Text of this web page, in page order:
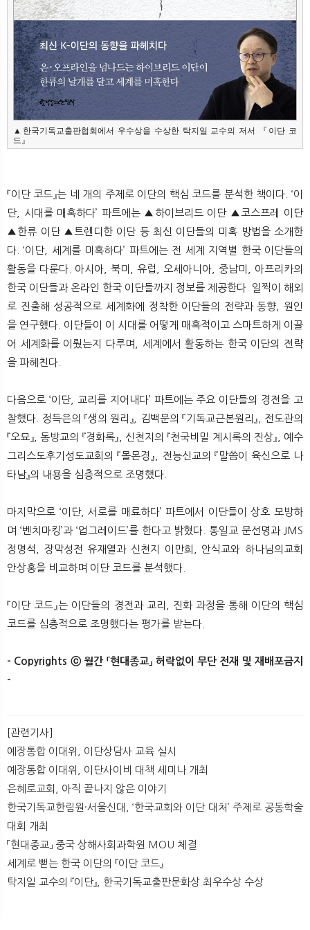
▲한국기독교출판협회에서 우수상을 수상한 탁지일 교수의 저서 『이단 코
드』
『이단 코드』는 네 개의 주제로 이단의 핵심 코드를 분석한 책이다. ‘이
단, 시대를 매혹하다’ 파트에는 ▲하이브리드 이단 ▲코스프레 이단
▲한류 이단 ▲트렌디한 이단 등 최신 이단들의 미혹 방법을 소개한
다. ‘이단, 세계를 미혹하다’ 파트에는 전 세계 지역별 한국 이단들의
활동을 다룬다. 아시아, 북미, 유럽, 오세아니아, 중남미, 아프리카의
한국 이단들과 온라인 한국 이단들까지 정보를 제공한다. 일찍이 해외
로 진출해 성공적으로 세계화에 정착한 이단들의 전략과 동향, 원인
을 연구했다. 이단들이 이 시대를 어떻게 매혹적이고 스마트하게 이끌
어 세계화를 이뤘는지 다루며, 세계에서 활동하는 한국 이단의 전략
을 파헤친다.
다음으로 ‘이단, 교리를 지어내다’ 파트에는 주요 이단들의 경전을 고
찰했다. 정득은의 『생의 원리』, 김백문의 『기독교근본원리』, 전도관의
『오묘』, 동방교의 『경화록』, 신천지의 『천국비밀 계시록의 진상』, 예수
그리스도후기성도교회의 『몰몬경』, 전능신교의 『말씀이 육신으로 나
타남』의 내용을 심층적으로 조명했다.
마지막으로 ‘이단, 서로를 매료하다’ 파트에서 이단들이 상호 모방하
며 ‘벤치마킹’과 ‘업그레이드’를 한다고 밝혔다. 통일교 문선명과 JMS
정명석, 장막성전 유재열과 신천지 이만희, 안식교와 하나님의교회
안상홍을 비교하며 이단 코드를 분석했다.
『이단 코드』는 이단들의 경전과 교리, 진화 과정을 통해 이단의 핵심
코드를 심층적으로 조명했다는 평가를 받는다.
- Copyrights ⓒ 월간 「현대종교」 허락없이 무단 전재 및 재배포금지
-​
[관련기사]
예장통합 이대위, 이단상담사 교육 실시
예장통합 이대위, 이단사이비 대책 세미나 개최
은혜로교회, 아직 끝나지 않은 이야기
한국기독교한림원·서울신대, ‘한국교회와 이단 대처’ 주제로 공동학술
대회 개최
「현대종교」 중국 상해사회과학원 MOU 체결
세계로 뻗는 한국 이단의 『이단 코드』
탁지일 교수의 『이단』, 한국기독교출판문화상 최우수상 수상